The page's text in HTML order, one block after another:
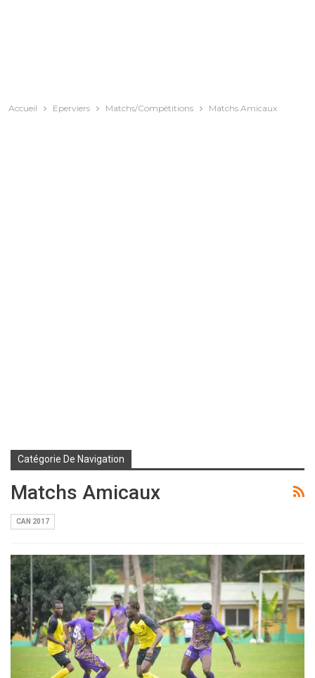
Accueil Eperviers Matchs/Compétitions Matchs Amicaux
Catégorie De Navigation
Matchs Amicaux
CAN 2017